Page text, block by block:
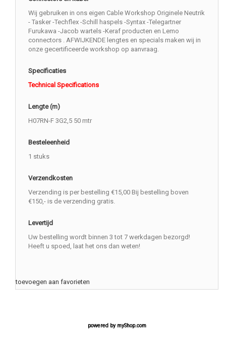
Wij gebruiken in ons eigen Cable Workshop Originele Neutrik
- Tasker -Techflex -Schill haspels -Syntax -Telegartner
Furukawa -Jacob wartels -Keraf producten en Lemo
connectors . AFWIJKENDE lengtes en specials maken wij in
onze gecertificeerde workshop op aanvraag.
Specificaties
Technical Specifications
Lengte (m)
H07RN-F 3G2,5 50 mtr
Besteleenheid
1 stuks
Verzendkosten
Verzending is per bestelling €15,00 Bij bestelling boven
€150,- is de verzending gratis.
Levertijd
Uw bestelling wordt binnen 3 tot 7 werkdagen bezorgd!
Heeft u spoed, laat het ons dan weten!
toevoegen aan favorieten
powered by myShop.com